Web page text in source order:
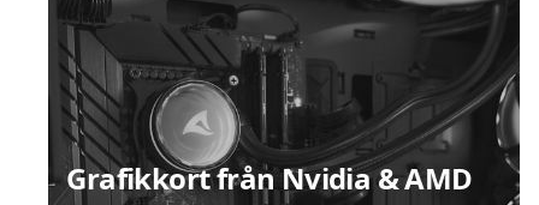
Grafikkort från Nvidia & AMD